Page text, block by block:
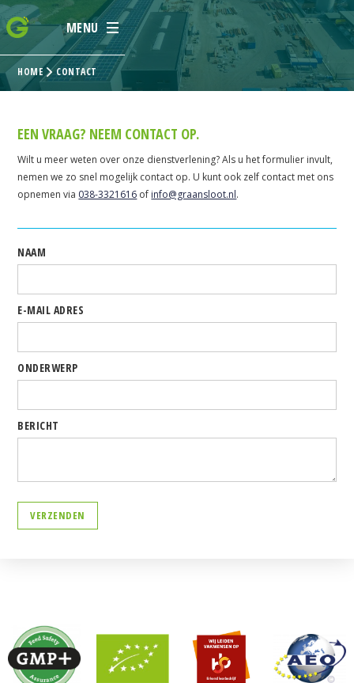
MENU
HOME CONTACT
EEN VRAAG? NEEM CONTACT OP.
Wilt u meer weten over onze dienstverlening? Als u het formulier invult,
nemen we zo snel mogelijk contact op. U kunt ook zelf contact met ons
opnemen via 038-3321616 of info@graansloot.nl.
NAAM
E-MAIL ADRES
ONDERWERP
BERICHT